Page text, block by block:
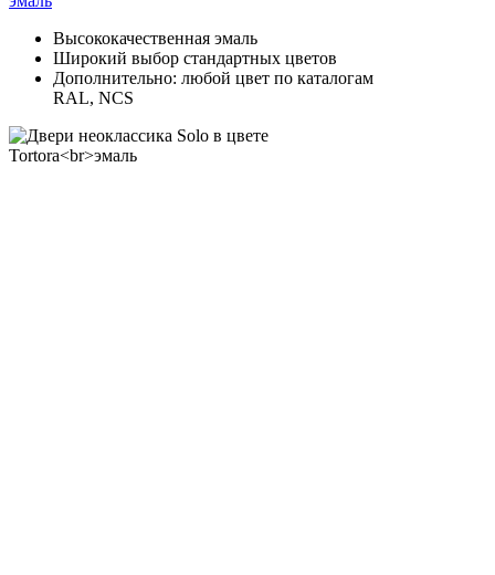
Высококачественная эмаль
Широкий выбор стандартных цветов
Дополнительно: любой цвет по каталогам
RAL, NCS